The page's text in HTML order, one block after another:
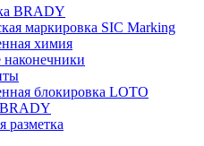
BRADY
маркировка SIC Marking
химия
блокировка LOTO
разметка